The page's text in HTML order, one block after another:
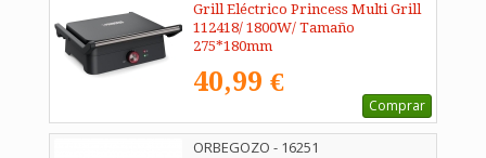
Grill Eléctrico Princess Multi Grill
112418/ 1800W/ Tamaño
275*180mm
40,99 €
Comprar
ORBEGOZO - 16251